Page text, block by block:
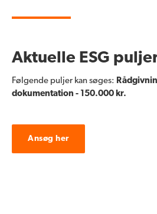
Aktuelle ESG
Følgende puljer kan søges:
dokumentation - 150.000 kr.
Ansøg her